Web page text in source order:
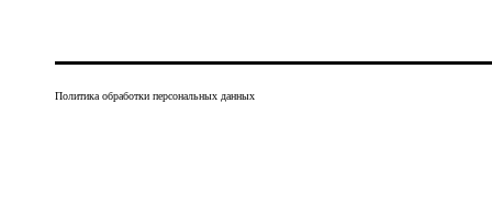
Политика обработки персональных данных